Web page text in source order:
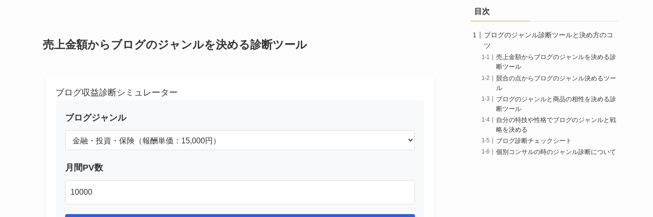
売上金額からブログのジャンルを決める診断ツール
ブログ収益診断シミュレーター
ブログジャンル
月間PV数
目次
ブログのジャンル診断ツールと決め方のコ
ツ
売上金額からブログのジャンルを決める診
断ツール
競合の点からブログのジャンル決めるツー
ル
ブログのジャンルと商品の相性を決める診
断ツール
自分の特技や性格でブログのジャンルと戦
略を決める
ブログ診断チェックシート
個別コンサルの時のジャンル診断について